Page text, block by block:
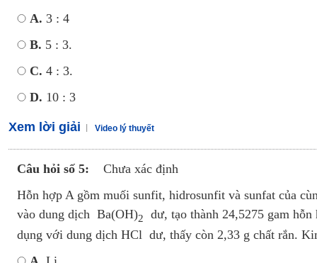
A. 3 : 4
B. 5 : 3.
C. 4 : 3.
D. 10 : 3
Xem lời giải Video lý thuyết
Câu hỏi số 5:
Chưa xác định
Hỗn hợp A gồm muối sunfit, hidrosunfit và sunfat của
vào dung dịch Ba(OH)2
dư, tạo thành 24,5275 gam
dụng với dung dịch HCl dư, thấy còn 2,33 g chất rắn.